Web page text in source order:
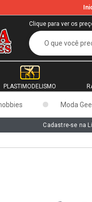
Clique para ver os
PLASTIMODELISMO
Moda
Cadastre-se na